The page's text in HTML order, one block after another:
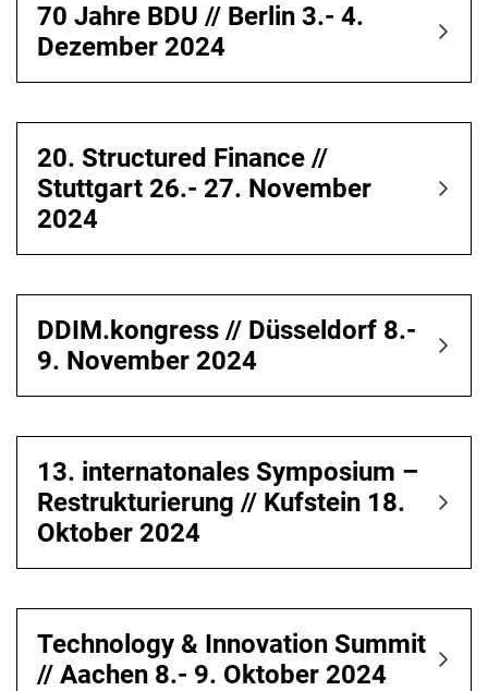
70 Jahre BDU // Berlin 3.- 4.
Dezember 2024
20. Structured Finance //
Stuttgart 26.- 27. November
2024
DDIM.kongress // Düsseldorf 8.-
9. November 2024
13. internatonales Symposium –
Restrukturierung // Kufstein 18.
Oktober 2024
Technology & Innovation Summit
// Aachen 8.- 9. Oktober 2024